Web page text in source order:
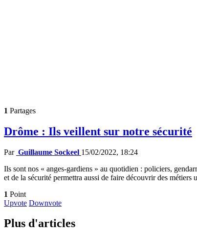
1 Partages
Drôme : Ils veillent sur notre sécurité
Par Guillaume Sockeel 15/02/2022, 18:24
Ils sont nos « anges-gardiens » au quotidien : policiers,
et de la sécurité permettra aussi de faire découvrir des
1 Point
Upvote Downvote
Plus d'articles